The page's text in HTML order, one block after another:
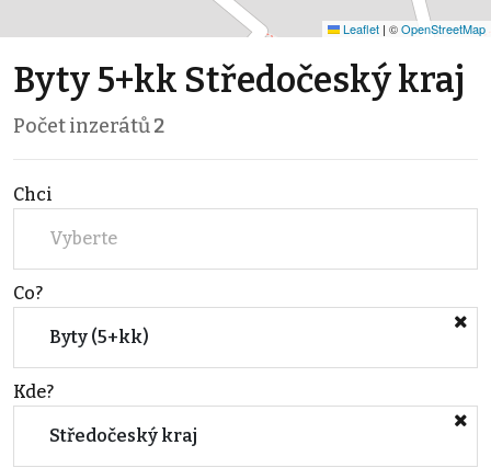
Leaflet | ©OpenStreetMap
Byty 5+kk Středočeský kraj
Počet inzerátů2
Chci
Vyberte
Co?
Byty (5+kk)
Kde?
Středočeský kraj